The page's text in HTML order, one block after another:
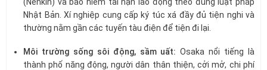
Nhật Bản. Xí nghiệp cung cấp ký túc xá đầy đủ tiện nghi và
thường nằm gần các tuyến tàu điện để tiện đi lại.
Môi trường sống sôi động, sầm uất:Osaka nổi tiếng là
thành phố năng động, người dân thân thiện, cởi mở, chi phí